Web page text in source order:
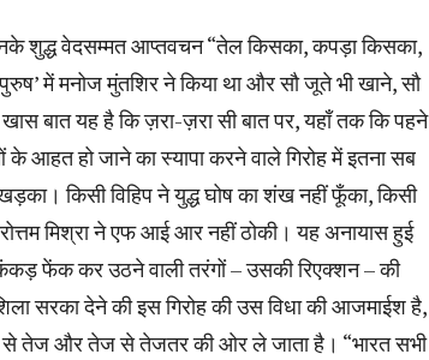
शुद्ध वेदसम्मत आप्तवचन “तेल किसका, कपड़ा किसका,
में मनोज मुंतशिर ने किया था और सौ जूते भी खाने, सौ
बात यह है कि ज़रा-ज़रा सी बात पर, यहाँ तक कि पहने
आहत हो जाने का स्यापा करने वाले गिरोह में इतना सब
किसी विहिप ने युद्ध घोष का शंख नहीं फूँका, किसी
मिश्रा ने एफ आई आर नहीं ठोकी। यह अनायास हुई
फेंक कर उठने वाली तरंगों – उसकी रिएक्शन – की
सरका देने की इस गिरोह की उस विधा की आजमाईश है,
तेज और तेज से तेजतर की ओर ले जाता है। “भारत सभी